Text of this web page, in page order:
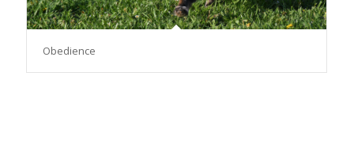
Obedience